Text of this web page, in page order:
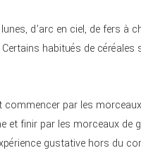
d’arc en ciel, de fers
habitués de
commencer par les
et finir par les morceaux
gustative hors du